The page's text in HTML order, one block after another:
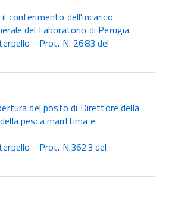
conferimento dell'incarico
del Laboratorio di Perugia.
- Prot. N. 2683 del
del posto di Direttore della
pesca marittima e
- Prot. N.3623 del